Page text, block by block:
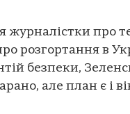
журналістки про
розгортання в
безпеки,
але план є і